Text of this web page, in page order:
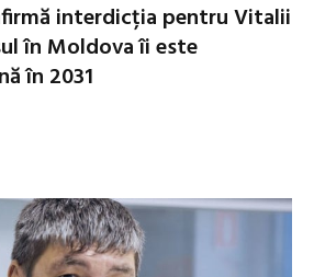
interdicția pentru Vitalii
în Moldova îi este
în 2031